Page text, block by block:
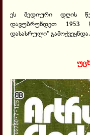
ეს მედიური დღის
დავუბრუნდეთ 1953
დასასრული" გამოქვეყნდა.